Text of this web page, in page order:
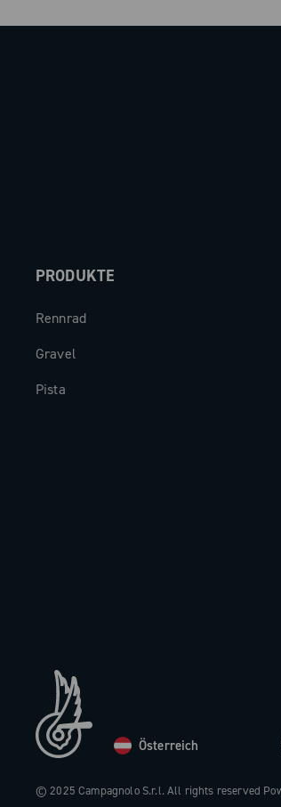
PRODUKTE
Rennrad
Gravel
Pista
Österreich
© 2025 Campagnolo S.r.l. All rights reserved